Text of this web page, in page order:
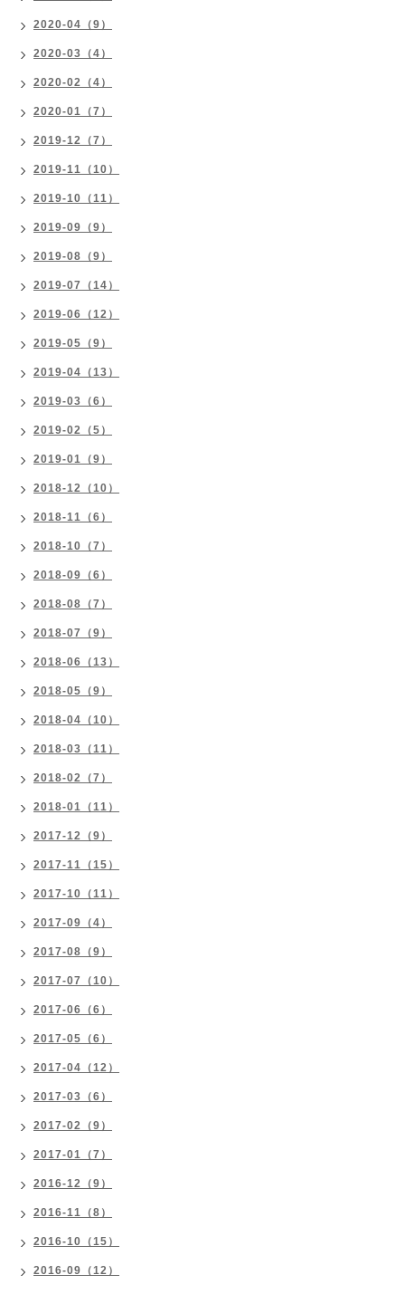
2020-04（9）
2020-03（4）
2020-02（4）
2020-01（7）
2019-12（7）
2019-11（10）
2019-10（11）
2019-09（9）
2019-08（9）
2019-07（14）
2019-06（12）
2019-05（9）
2019-04（13）
2019-03（6）
2019-02（5）
2019-01（9）
2018-12（10）
2018-11（6）
2018-10（7）
2018-09（6）
2018-08（7）
2018-07（9）
2018-06（13）
2018-05（9）
2018-04（10）
2018-03（11）
2018-02（7）
2018-01（11）
2017-12（9）
2017-11（15）
2017-10（11）
2017-09（4）
2017-08（9）
2017-07（10）
2017-06（6）
2017-05（6）
2017-04（12）
2017-03（6）
2017-02（9）
2017-01（7）
2016-12（9）
2016-11（8）
2016-10（15）
2016-09（12）